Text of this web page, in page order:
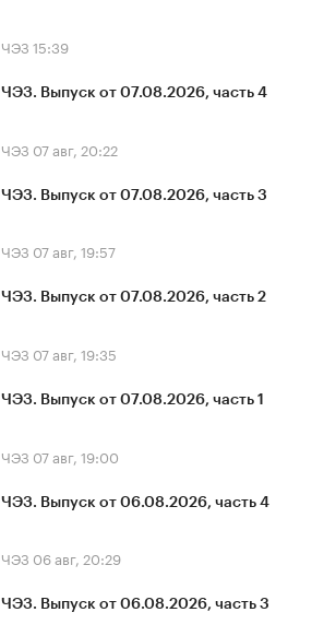
ЧЭЗ 15:39
ЧЭЗ. Выпуск от 07.08.2026, часть 4
ЧЭЗ 07 авг, 20:22
ЧЭЗ. Выпуск от 07.08.2026, часть 3
ЧЭЗ 07 авг, 19:57
ЧЭЗ. Выпуск от 07.08.2026, часть 2
ЧЭЗ 07 авг, 19:35
ЧЭЗ. Выпуск от 07.08.2026, часть 1
ЧЭЗ 07 авг, 19:00
ЧЭЗ. Выпуск от 06.08.2026, часть 4
ЧЭЗ 06 авг, 20:29
ЧЭЗ. Выпуск от 06.08.2026, часть 3